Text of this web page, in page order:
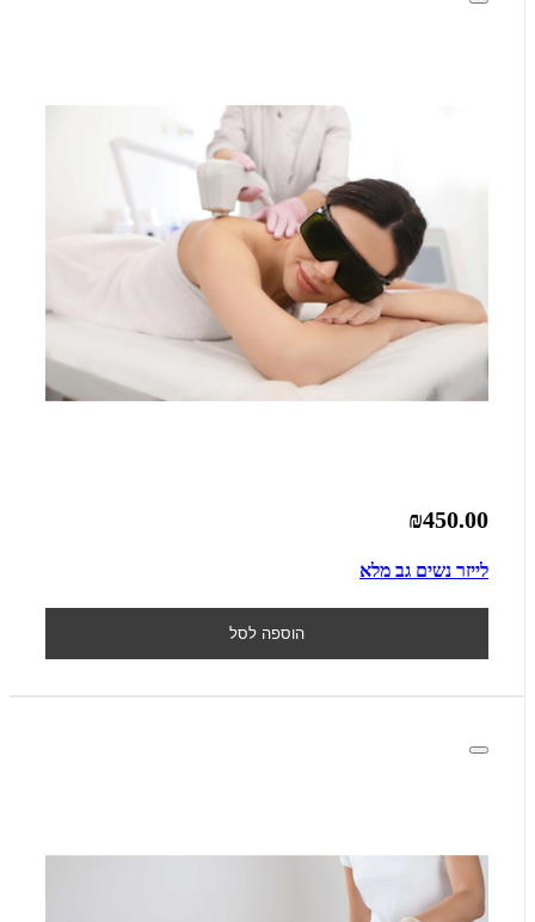
₪450.00
לייזר נשים גב מלא
הוספה לסל